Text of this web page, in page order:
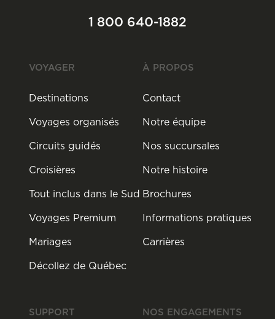
1 800 640-1882
VOYAGER
Destinations
Voyages organisés
Circuits guidés
Croisières
Tout inclus dans le Sud
Voyages Premium
Mariages
Décollez de Québec
À PROPOS
Contact
Notre équipe
Nos succursales
Notre histoire
Brochures
Informations pratiques
Carrières
SUPPORT NOS ENGAGEMENTS